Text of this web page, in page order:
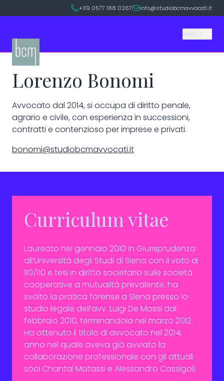
+39 0577 188 0267 info@studiobcmavvocati.it
menu
Home
Lo Studio
Blog
FAQ
Contatti
Lorenzo Bonomi
Avvocato dal 2014, si occupa di diritto penale,
agrario e civile, con esperienza in successioni,
contratti e contenzioso per imprese e privati.
bonomi@studiobcmavvocati.it
Curriculum vitae
Laureato nel gennaio 2010 in Giurisprudenza
all’Università degli Studi di Siena con il voto di
110/110 e tesi in diritto societario sulle società
cooperative a mutualità prevalente, ha
svolto la pratica forense a Siena presso lo
studio legale dell’avv. Luigi De Mossi dal
febbraio 2010, terminandola nel marzo 2012.
Ha ottenuto il titolo di avvocato nel 2014,
anno nel quale aveva già avviato la
collaborazione professionale con gli attuali
soci Chantal Matassi e Alessandro Cassigoli.